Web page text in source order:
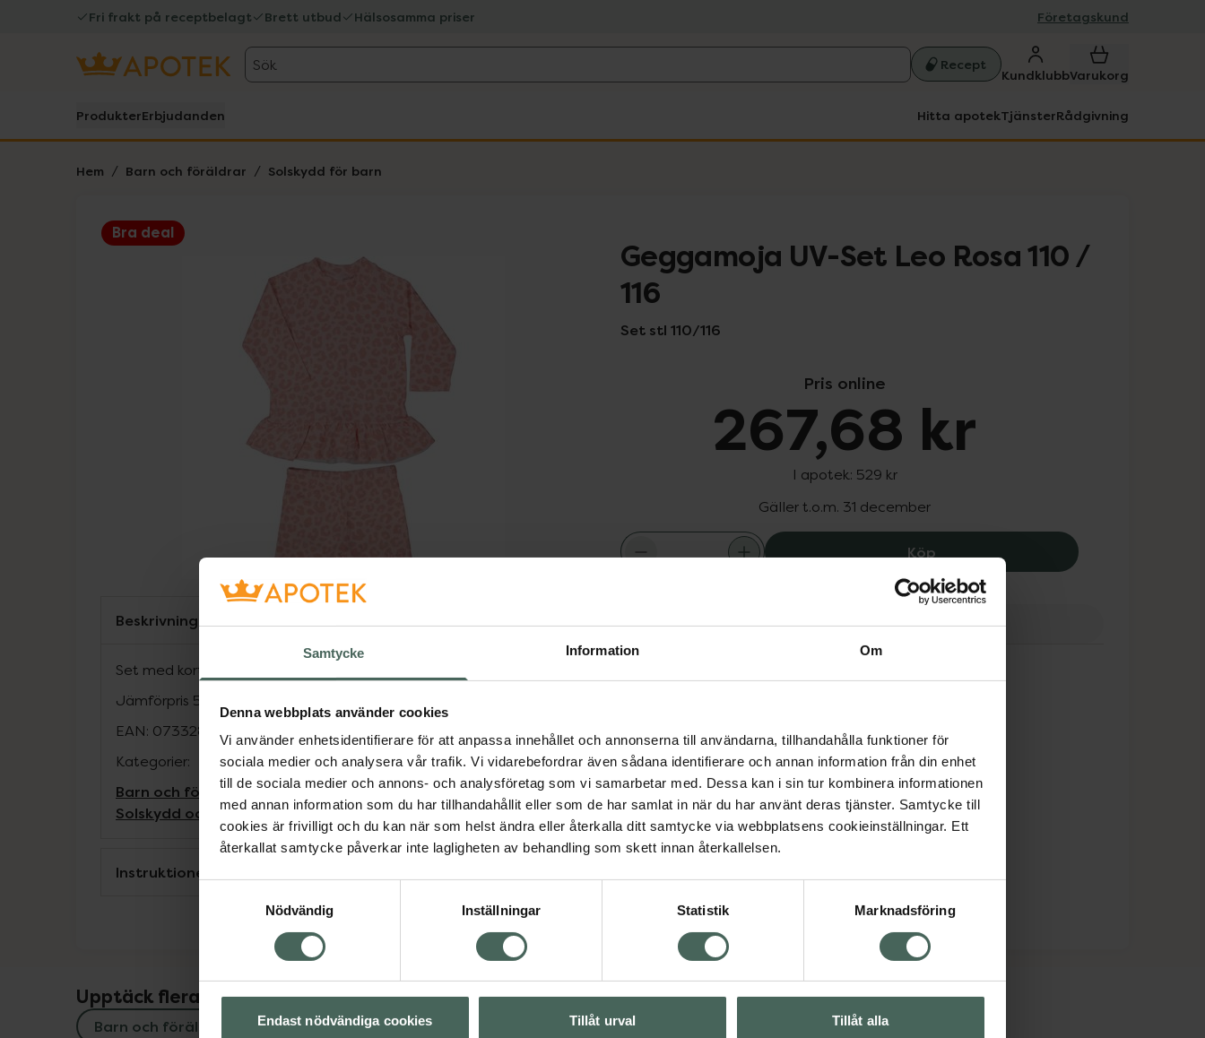
Samtycke Information Om
Denna webbplats använder cookies
Vi använder enhetsidentifierare för att anpassa innehållet och annonserna till användarna, tillhandahålla funktioner för
sociala medier och analysera vår trafik. Vi vidarebefordrar även sådana identifierare och annan information från din enhet
till de sociala medier och annons- och analysföretag som vi samarbetar med. Dessa kan i sin tur kombinera informationen
med annan information som du har tillhandahållit eller som de har samlat in när du har använt deras tjänster. Samtycke till
cookies är frivilligt och du kan när som helst ändra eller återkalla ditt samtycke via webbplatsens cookieinställningar. Ett
återkallat samtycke påverkar inte lagligheten av behandling som skett innan återkallelsen.
Nödvändig
Inställningar Statistik Marknadsföring
Endast nödvändiga cookies Tillåt urval Tillåt alla
Fri frakt på receptbelagt Brett utbud Hälsosamma priser Företagskund
Sök Recept
KundklubbVarukorg
ProdukterErbjudanden Hitta apotekTjänsterRådgivning
Hem Barn och föräldrar Solskydd för barn
Bra deal
Lista: . Innehåller 1 objekt.
Geggamoja UV-Set Leo Rosa 110 /
116
Set stl 110/116
Pris online
267,68 kr
I apotek: 529 kr
Gäller t.o.m. 31 december
Köp Geggamoja UV-Set Leo Rosa 110 /
Finns i webblager
Fler produkter från Geggamoja
Aktuella erbjudanden
Beskrivning
Set med kort byxa och volangtröja med halvlång ärm.
Jämförpris 529 kr
EAN: 07332833731015
Kategorier:
Barn och föräldrar Solskydd för barnSolskydd för barn
Solskydd och solkräm
Instruktioner
Upptäck flera produkter inom
Barn och föräldrar Solskydd för barn Solskydd för barn